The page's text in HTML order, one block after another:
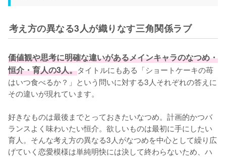
考え方の異なる3人が織りなす三角関係ラブ
価値観や思考に明確な違いがあるメインキャラのなつめ・
恒介・育人の3人。タイトルにもある「ショートケーキの苺
はいつ食べるか？」という問いに対する3人それぞれの答えに
その違いが現れています。
好きなものは最後までとっておきたいなつめ。計画的かつバ
ランスよく味わいたい恒介。欲しいものは最初に手にしたい
育人。そんな考え方の異なる3人がなつめを中心として繰り広
げていく恋愛模様は単純明快には決して終わらないため、ハ